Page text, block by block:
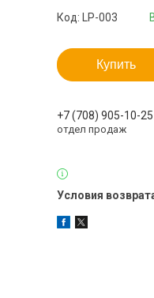
Код: LP-003
Купить
+7 (708) 905-10-25
отдел продаж